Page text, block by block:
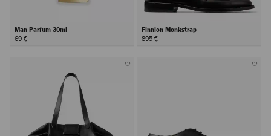
Man Parfum 30ml
69 €
Finnion Monkstrap
895 €